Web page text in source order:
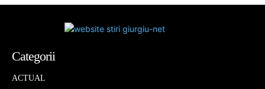
Categorii
ACTUAL